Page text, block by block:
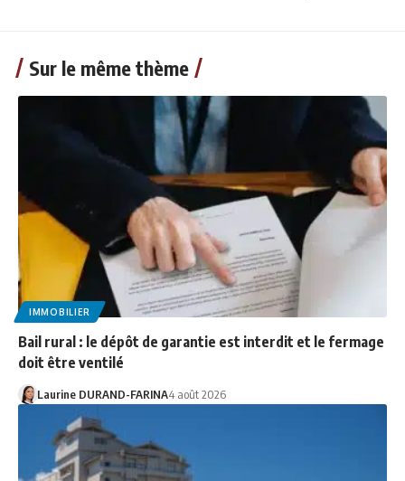
Sur le même thème
IMMOBILIER
Bail rural : le dépôt de garantie est interdit et le fermage
doit être ventilé
Laurine DURAND-FARINA4 août 2026